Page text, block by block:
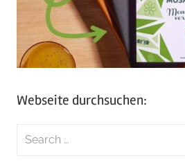
Webseite durchsuchen:
Search